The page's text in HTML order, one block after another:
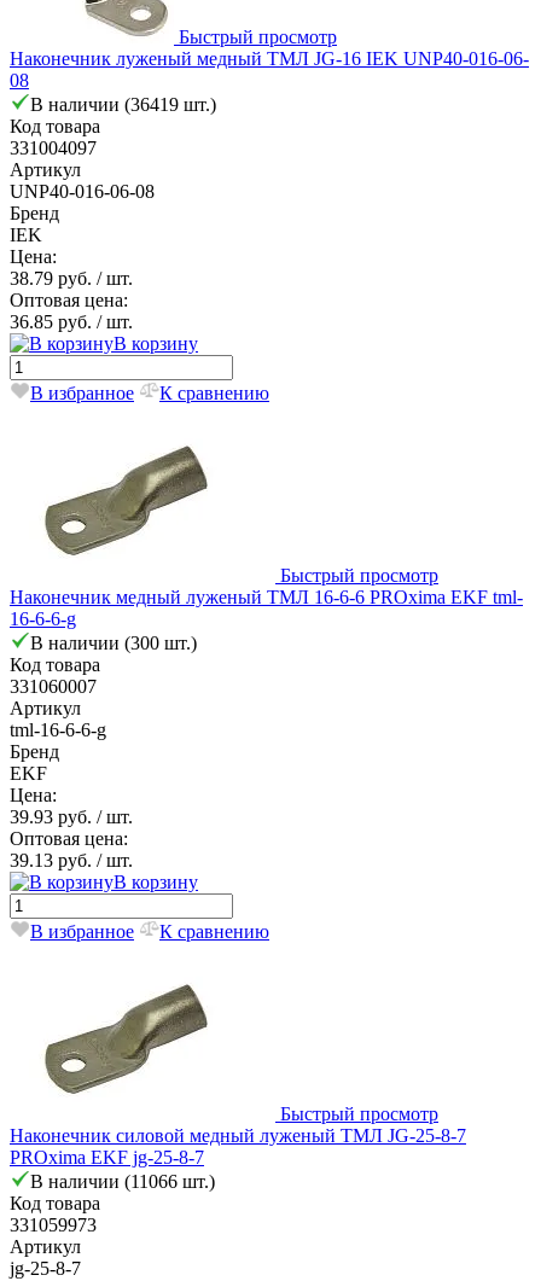
Быстрый просмотр
Наконечник луженый медный ТМЛ JG-16 IEK UNP40-016-06-
08
В наличии (36419 шт.)
Код товара
331004097
Артикул
UNP40-016-06-08
Бренд
IEK
Цена:
38.79 руб. / шт.
Оптовая цена:
36.85 руб. / шт.
В корзину
В избранное К сравнению
Быстрый просмотр
Наконечник медный луженый ТМЛ 16-6-6 PROxima EKF tml-
16-6-6-g
В наличии (300 шт.)
Код товара
331060007
Артикул
tml-16-6-6-g
Бренд
EKF
Цена:
39.93 руб. / шт.
Оптовая цена:
39.13 руб. / шт.
В корзину
В избранное К сравнению
Быстрый просмотр
Наконечник силовой медный луженый ТМЛ JG-25-8-7
PROxima EKF jg-25-8-7
В наличии (11066 шт.)
Код товара
331059973
Артикул
jg-25-8-7